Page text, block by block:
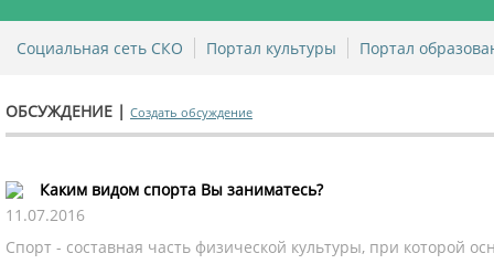
Социальная сеть СКО Портал культуры Портал
ОБСУЖДЕНИЕ | Создать обсуждение
Каким видом спорта Вы заниматесь?
11.07.2016
Спорт - составная часть физической культуры, при которой